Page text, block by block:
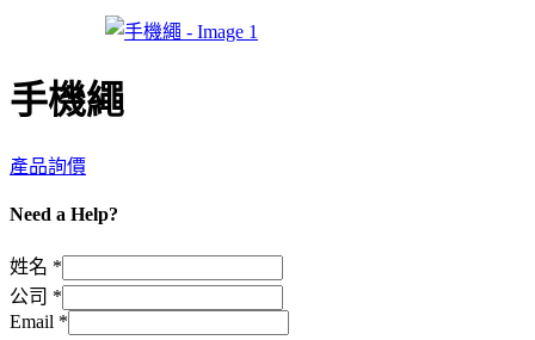
手機繩
產品詢價
Need a Help?
姓名 *
公司 *
Email *